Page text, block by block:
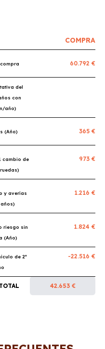
COMPRA
60.792 €
del
con
año)
(Año) 365 €
cambio de
973 €
y averías
1.216 €
riesgo sin
(Año)
1.824 €
de 2ª
-22.516 €
42.653 €